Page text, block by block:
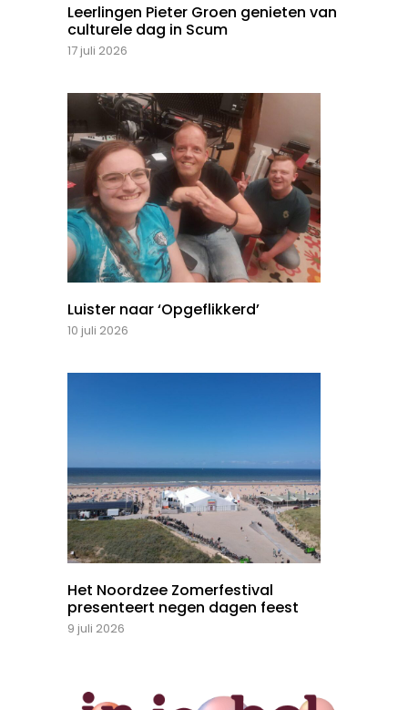
Leerlingen Pieter Groen genieten van
culturele dag in Scum
17 juli 2026
Luister naar ‘Opgeflikkerd’
10 juli 2026
Het Noordzee Zomerfestival
presenteert negen dagen feest
9 juli 2026